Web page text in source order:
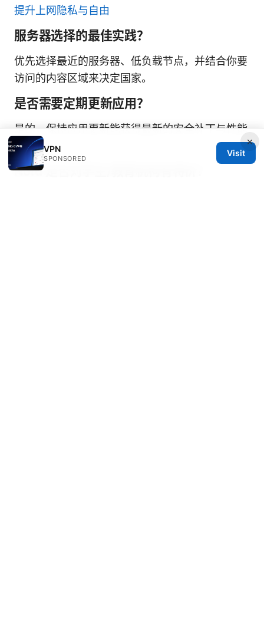
提升上网隐私与自由
服务器选择的最佳实践？
优先选择最近的服务器、低负载节点，并结合你要
访问的内容区域来决定国家。
是否需要定期更新应用？
是的，保持应用更新能获得最新的安全补丁与性能
优化。
Nord 是否对学生/教育机构有特价？
×
VPN
SPONSORED
Visit